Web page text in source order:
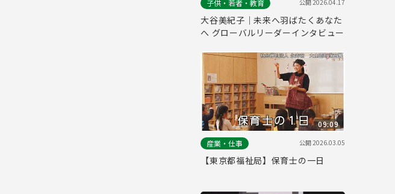
子供・若者・教育
公開2026.04.17
大谷美紀子｜未来へ羽ばたくあなた
へ グローバルリーダーインタビュー
09:09
産業・仕事
公開2026.03.05
【東京都福祉局】保育士の一日